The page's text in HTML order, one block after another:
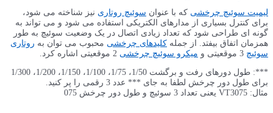
لیمیت سوئیچ چرخشی که با عنوان سوئیچ روتاری نیز شناخته می شود،
برای کنترل بسیاری از مدارهای الکتریکی استفاده می شود و می تواند به
گونه ای طراحی شود که تعداد زیادی اتصال در یک وضعیت سوئیچ به طور
همزمان اتفاق بیفتد. از جمله کلیدهای چرخشی محبوب می توان به روتاری
سوئیچ
میکرو سوئیچ چرخشی
***: طول دورهای رفت و برگشت 1/50، 1/75، 1/100، 1/150، 1/200، 1/300
برای طول دور چرخش لطفا به جای *** عدد 3 رقمی را پر کنید.
مثال: VT3075 یعنی تعداد 3 سوئیچ و طول دور چرخش 075